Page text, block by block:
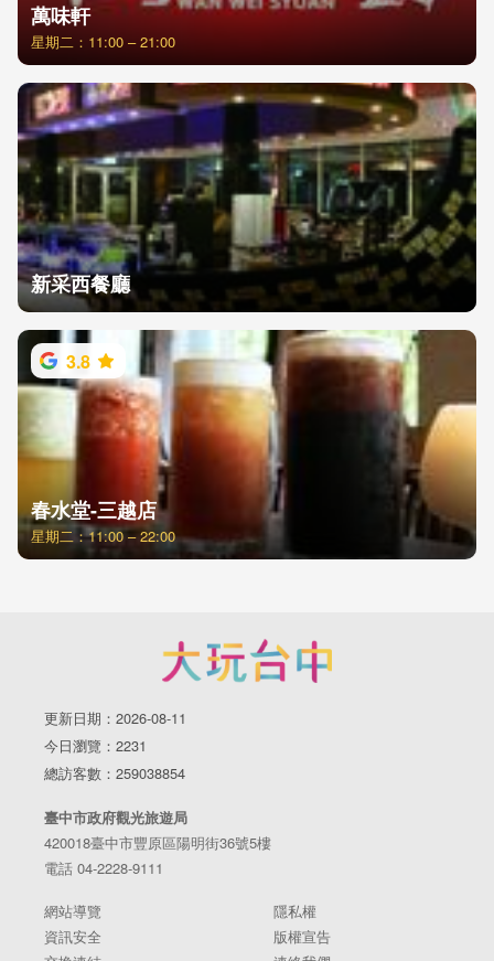
萬味軒
星期二：11:00 – 21:00
新采西餐廳
3.8
春水堂-三越店
星期二：11:00 – 22:00
更新日期：2026-08-11
今日瀏覽：2231
總訪客數：259038854
臺中市政府觀光旅遊局
420018臺中市豐原區陽明街36號5樓
電話 04-2228-9111
網站導覽
隱私權
資訊安全
版權宣告